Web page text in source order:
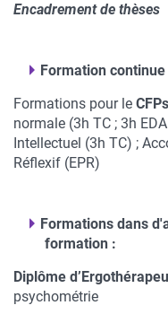
Encadrement de thèses
Formation continue
Formations pour le
normale (3h TC ; 3h
Intellectuel (3h TC) ;
Réflexif (EPR)
Formations dans
formation :
Diplôme
psychométrie